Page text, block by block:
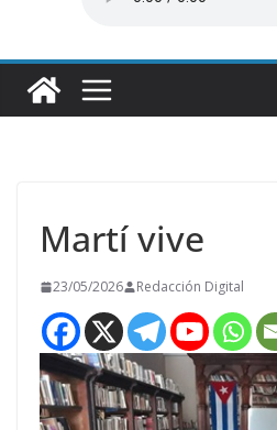
Martí vive
23/05/2026 Redacción Digital